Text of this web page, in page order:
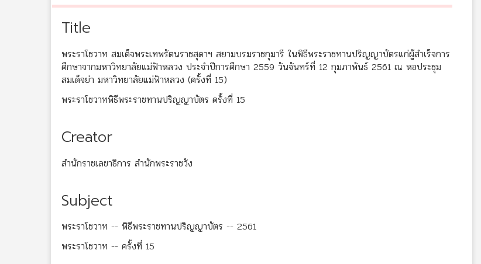
Title
พระราโชวาท สมเด็จพระเทพรัตนราชสุดาฯ สยามบรมราชกุมารี ในพิธีพระราชทานปริญญาบัตรแก่ผู้สำเร็จการ
ศึกษาจากมหาวิทยาลัยแม่ฟ้าหลวง ประจำปีการศึกษา 2559 วันจันทร์ที่ 12 กุมภาพันธ์ 2561 ณ หอประชุม
สมเด็จย่า มหาวิทยาลัยแม่ฟ้าหลวง (ครั้งที่ 15)
พระราโชวาทพิธีพระราชทานปริญญาบัตร ครั้งที่ 15
Creator
สำนักราชเลขาธิการ สำนักพระราชวัง
Subject
พระราโชวาท -- พิธีพระราชทานปริญญาบัตร -- 2561
พระราโชวาท -- ครั้งที่ 15